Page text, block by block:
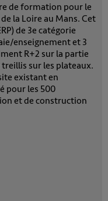
de formation pour le
la Loire au Mans. Cet
de 3e catégorie
enseignement et 3
R+2 sur la partie
sur les plateaux.
existant en
pour les 500
et de construction